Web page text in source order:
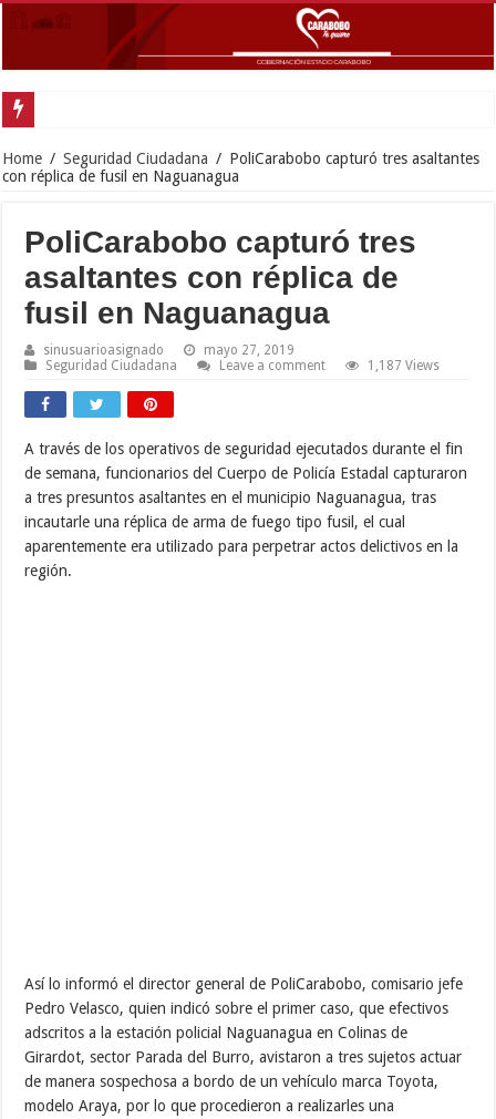
Home / Seguridad Ciudadana / PoliCarabobo capturó tres asaltantes
con réplica de fusil en Naguanagua
PoliCarabobo capturó tres
asaltantes con réplica de
fusil en Naguanagua
sinusuarioasignado
mayo 27, 2019
Seguridad Ciudadana
Leave a comment 1,187 Views
A través de los operativos de seguridad ejecutados durante el fin
de semana, funcionarios del Cuerpo de Policía Estadal capturaron
a tres presuntos asaltantes en el municipio Naguanagua, tras
incautarle una réplica de arma de fuego tipo fusil, el cual
aparentemente era utilizado para perpetrar actos delictivos en la
región.
Así lo informó el director general de PoliCarabobo, comisario jefe
Pedro Velasco, quien indicó sobre el primer caso, que efectivos
adscritos a la estación policial Naguanagua en Colinas de
Girardot, sector Parada del Burro, avistaron a tres sujetos actuar
de manera sospechosa a bordo de un vehículo marca Toyota,
modelo Araya, por lo que procedieron a realizarles una